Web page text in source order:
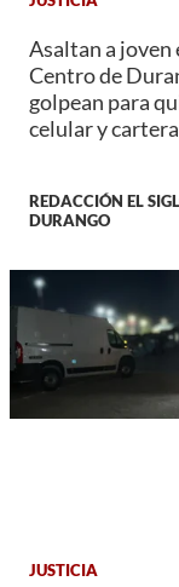
Asaltan a joven
Centro de
golpean para
celular y cartera
REDACCIÓN EL
DURANGO
JUSTICIA